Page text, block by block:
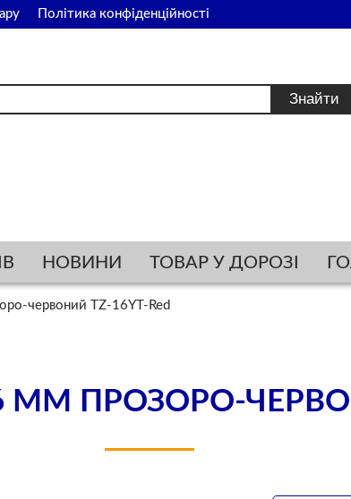
Політика конфіденційності
НОВИНИ ТОВАР У ДОРОЗІ
червоний TZ-16YT-Red
ММ ПРОЗОРО-